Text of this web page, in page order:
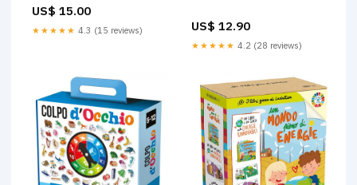
US$ 15.00
★★★★★ 4.3 (15 reviews) US$ 12.90
★★★★★ 4.2 (28 reviews)